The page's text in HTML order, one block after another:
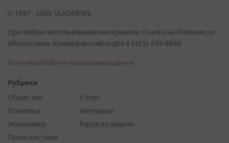
© 1997 - 2026 VLADNEWS
При любом использовании материалов ссылка на vladnews.ru
обязательна. Коммерческий отдел 8 (423) 249-8800
Политика обработки персональных данных
Рубрики
Общество
Политика
Экономика
Происшествия
Спорт
Интервью
Город на ладони